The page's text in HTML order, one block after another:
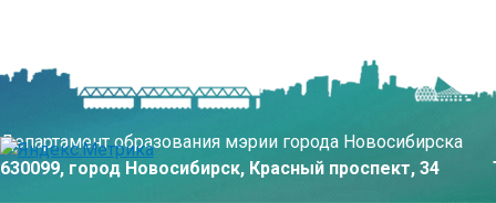
Департамент образования мэрии города Новосибирска
630099, город Новосибирск, Красный проспект, 34